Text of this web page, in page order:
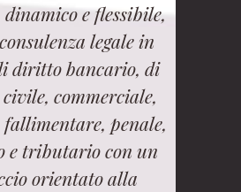
e flessibile,
legale in
diritto bancario, di
commerciale,
penale,
e tributario con un
orientato alla